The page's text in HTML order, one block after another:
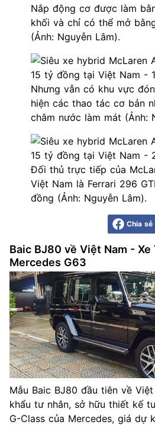
Nắp động cơ được làm
khối và chỉ có thể mở
(Ảnh: Nguyễn Lâm).
Nhưng vẫn có khu vực
hiện các thao tác cơ bản
châm nước làm mát (Ảnh:
Đối thủ trực tiếp của
Việt Nam là Ferrari 296
đồng (Ảnh: Nguyễn Lâm).
Chia sẻ
Baic BJ80 về Việt Nam - Xe
Mercedes G63
Mẫu Baic BJ80 đầu tiên về
khẩu tư nhân, sở hữu thiết kế
G-Class của Mercedes, giá dự